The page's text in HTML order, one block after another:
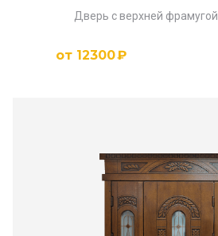
Дверь с верхней фрамугой
от 12300₽